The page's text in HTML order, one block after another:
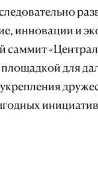
инновации и
саммит
площадкой для